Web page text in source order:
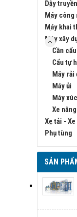
Dây
Máy công
Máy khai
Máy xây
Cần cẩu
Cẩu tự
Máy rải
Máy ủi
Máy xúc
Xe
Xe tải -
Phụ tùng
SẢN